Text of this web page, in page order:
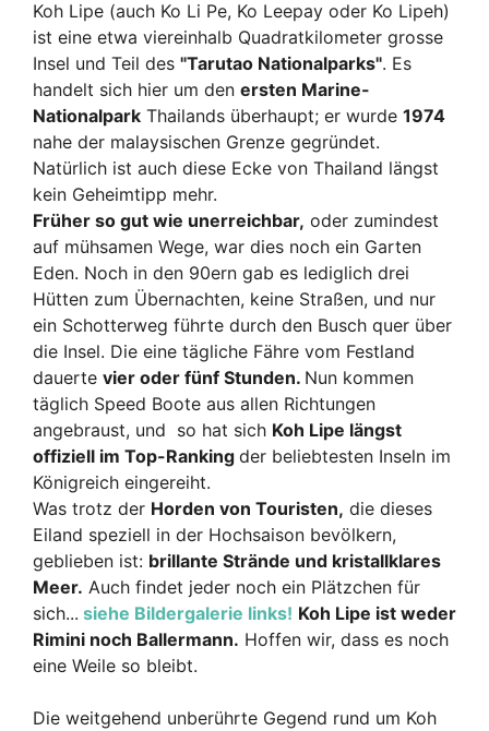
Koh Lipe (auch Ko Li Pe, Ko Leepay oder Ko Lipeh)
ist eine etwa viereinhalb Quadratkilometer grosse
Insel und Teil des "Tarutao Nationalparks". Es
handelt sich hier um den ersten Marine-
Nationalpark Thailands überhaupt; er wurde 1974
nahe der malaysischen Grenze gegründet.
Natürlich ist auch diese Ecke von Thailand längst
kein Geheimtipp mehr.
Früher so gut wie unerreichbar, oder zumindest
auf mühsamen Wege, war dies noch ein Garten
Eden. Noch in den 90ern gab es lediglich drei
Hütten zum Übernachten, keine Straßen, und nur
ein Schotterweg führte durch den Busch quer über
die Insel. Die eine tägliche Fähre vom Festland
dauerte vier oder fünf Stunden. Nun kommen
täglich Speed Boote aus allen Richtungen
angebraust, und so hat sich Koh Lipe längst
offiziell im Top-Ranking der beliebtesten Inseln im
Königreich eingereiht.
Was trotz der Horden von Touristen, die dieses
Eiland speziell in der Hochsaison bevölkern,
geblieben ist: brillante Strände und kristallklares
Meer. Auch findet jeder noch ein Plätzchen für
sich... siehe Bildergalerie links! Koh Lipe ist weder
Rimini noch Ballermann. Hoffen wir, dass es noch
eine Weile so bleibt.
Die weitgehend unberührte Gegend rund um Koh